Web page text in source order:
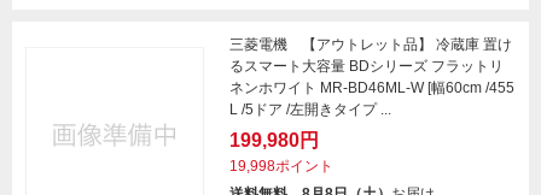
三菱電機 【アウトレット品】 冷蔵庫 置け
るスマート大容量 BDシリーズ フラットリ
ネンホワイト MR-BD46ML-W [幅60cm /455
L /5ドア /左開きタイプ ...
199,980円
19,998ポイント